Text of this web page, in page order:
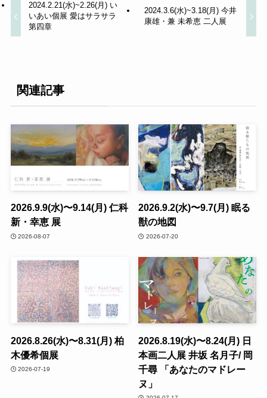
2024.2.21(水)~2.26(月) い
いあい個展 愛はサラサラ
第四章
2024.3.6(水)~3.18(月) 今井
康雄・兼 未希恵 二人展
関連記事
2026.9.9(水)〜9.14(月) 仁科
新・幸恵 展
2026-08-07
2026.9.2(水)〜9.7(月) 眠る
獣の地図
2026-07-20
2026.8.26(水)〜8.31(月) 柏
木優希個展
2026-07-19
2026.8.19(水)〜8.24(月) 日
本画二人展 井坂 名月子/ 岡
千尋 「あなたのマドレー
ヌ」